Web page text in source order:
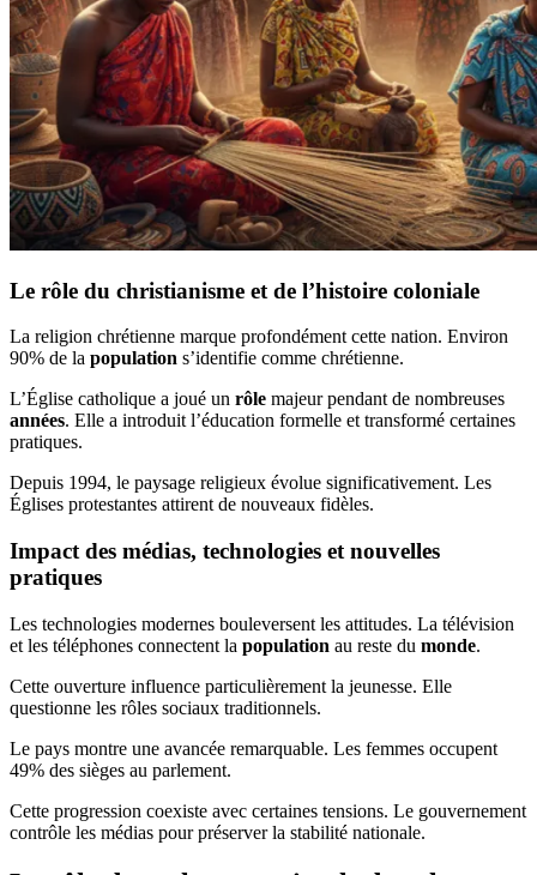
Le rôle du christianisme et de l’histoire coloniale
La religion chrétienne marque profondément cette nation. Environ
90% de la population s’identifie comme chrétienne.
L’Église catholique a joué un rôle majeur pendant de nombreuses
années. Elle a introduit l’éducation formelle et transformé certaines
pratiques.
Depuis 1994, le paysage religieux évolue significativement. Les
Églises protestantes attirent de nouveaux fidèles.
Impact des médias, technologies et nouvelles
pratiques
Les technologies modernes bouleversent les attitudes. La télévision
et les téléphones connectent la population au reste du monde.
Cette ouverture influence particulièrement la jeunesse. Elle
questionne les rôles sociaux traditionnels.
Le pays montre une avancée remarquable. Les femmes occupent
49% des sièges au parlement.
Cette progression coexiste avec certaines tensions. Le gouvernement
contrôle les médias pour préserver la stabilité nationale.